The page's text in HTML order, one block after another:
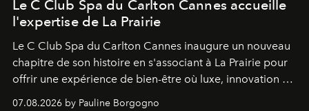
Le C Club Spa du Carlton Cannes accueille
l'expertise de La Prairie
Le C Club Spa du Carlton Cannes inaugure un nouveau
chapitre de son histoire en s'associant à La Prairie pour
offrir une expérience de bien-être où luxe, innovation et
07.08.2026 by Pauline Borgogno